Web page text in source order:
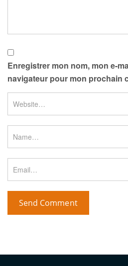
Enregistrer mon nom, mon e-
navigateur pour mon prochain